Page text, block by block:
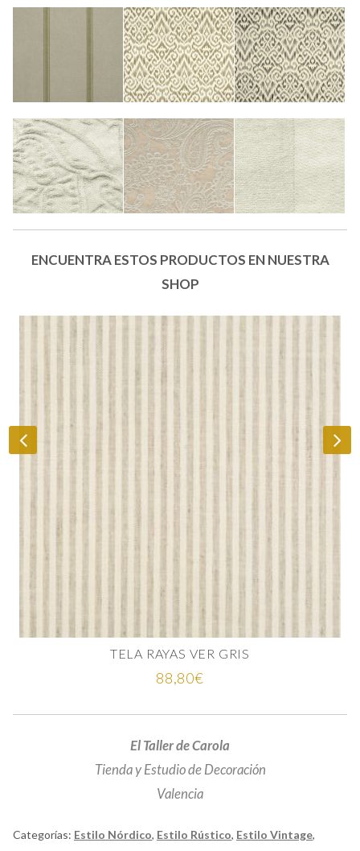
ENCUENTRA ESTOS PRODUCTOS EN NUESTRA
SHOP
TELA RAYAS VER GRIS
88,80€
El Taller de Carola
Tienda y Estudio de Decoración
Valencia
Categorías: Estilo Nórdico, Estilo Rústico, Estilo Vintage,